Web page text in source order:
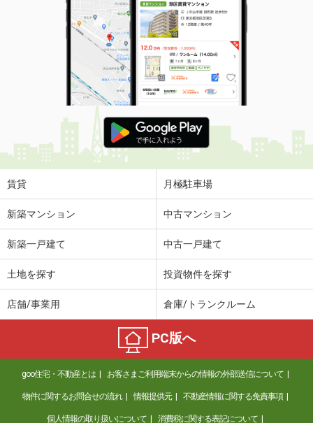
賃貸 月極駐車場
新築マンション 中古マンション
新築一戸建て 中古一戸建て
土地を探す 投資物件を探す
店舗/事業用 倉庫/トランクルーム
PC版へ
goo住宅・不動産とは お客さまご利用端末からの情報の外部送信について
物件に関するお問合せの流れ 情報提供元 不動産情報に関する免責事項
個人情報の取り扱いについて 消費税に関する表記について